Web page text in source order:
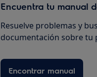
Encuentra tu manual
Resuelve problemas y
documentación sobre tu
Encontrar manual